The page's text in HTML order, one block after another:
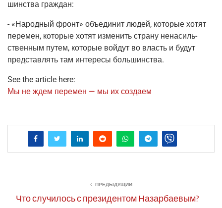
шин­ства граждан:
- «Народ­ный фронт» объ­еди­нит людей, кото­рые хотят
пере­мен, кото­рые хотят изме­нить стра­ну нена­силь­
ствен­ным путем, кото­рые вой­дут во власть и будут
пред­став­лять там инте­ре­сы большинства.
See the article here:
Мы не ждем пере­мен — мы их создаем
ПРЕДЫДУЩИЙ
Что случилось с президентом Назарбаевым?